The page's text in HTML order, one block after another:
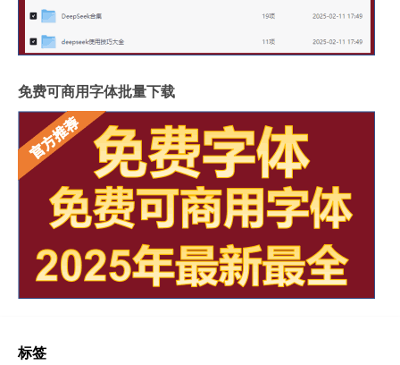
免费可商用字体批量下载
标签